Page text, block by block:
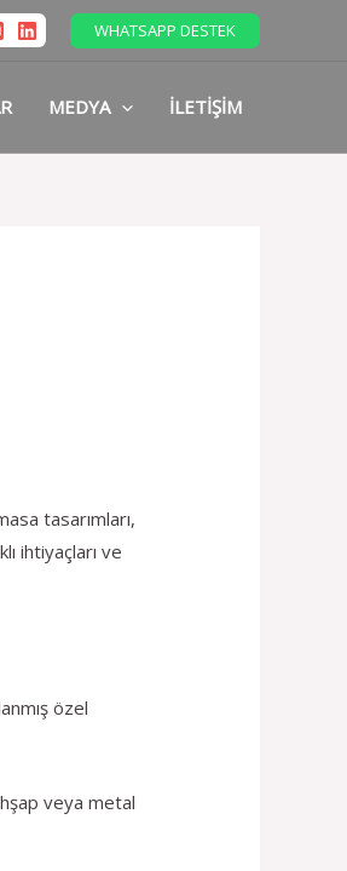
WHATSAPP DESTEK
MEDYA İLETIŞIM
tasarımları,
ihtiyaçları ve
özel
veya metal